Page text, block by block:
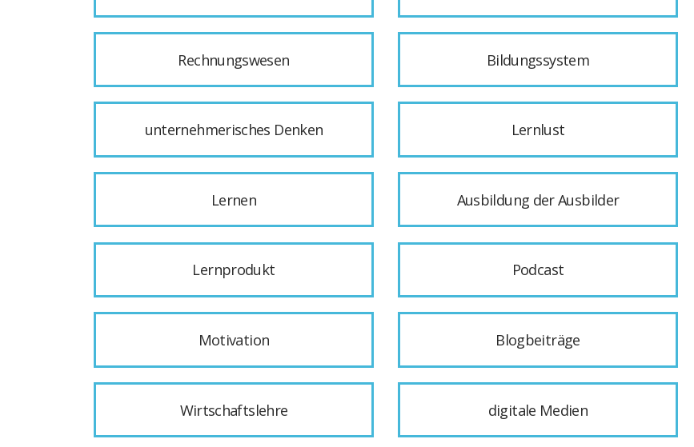
Rechnungswesen Bildungssystem
unternehmerisches Denken Lernlust
Lernen Ausbildung der Ausbilder
Lernprodukt Podcast
Motivation Blogbeiträge
Wirtschaftslehre digitale Medien